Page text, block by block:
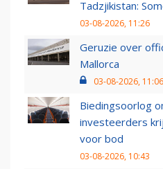
Tadzjikistan:
03-08-2026, 11:26
Geruzie over
Mallorca
03-08-2026, 11:06
Biedingsoorlog
investeerders
voor bod
03-08-2026, 10:43